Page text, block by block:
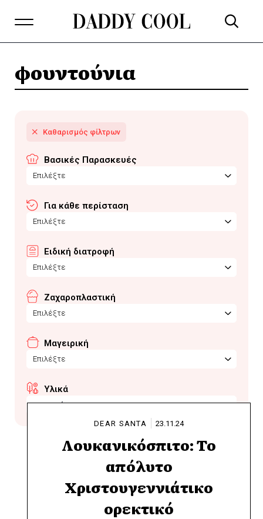
φουντούνια
Βασικές Παρασκευές
Επιλέξτε
Για κάθε περίσταση
Επιλέξτε
Ειδική διατροφή
Επιλέξτε
Ζαχαροπλαστική
Επιλέξτε
Μαγειρική
Επιλέξτε
Υλικά
φουντούνια
DEAR SANTA 23.11.24
Λουκανικόσπιτο: Το
απόλυτο
Χριστουγεννιάτικο
ορεκτικό